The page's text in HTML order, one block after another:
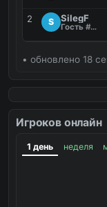
2
S SilegF
Гость #RZOU
• обновлено 18
Игроков онлайн
1 день неделя